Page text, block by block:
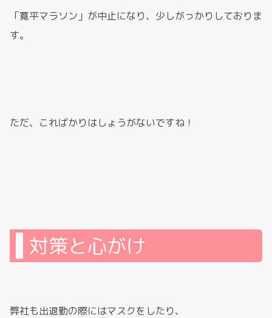
「寛平マラソン」が中止になり、少しがっかりしておりま
す。
ただ、こればかりはしょうがないですね！
対策と心がけ
弊社も出退勤の際にはマスクをしたり、